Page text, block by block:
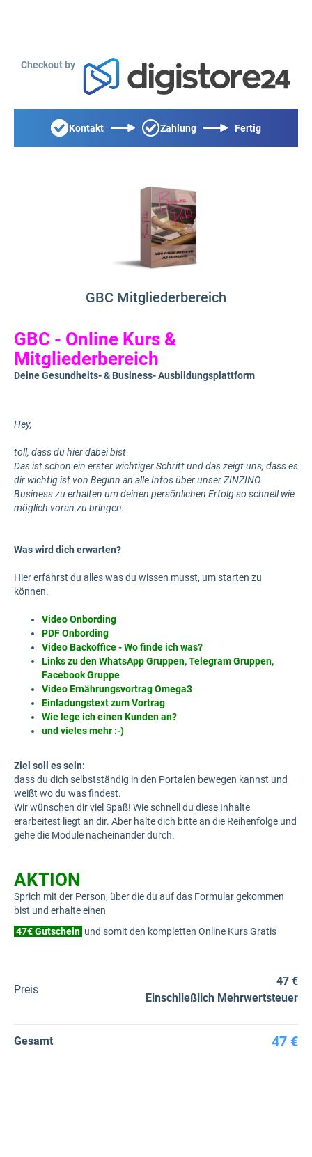
Checkout by
Kontakt Zahlung Fertig
GBC Mitgliederbereich
GBC - Online Kurs &
Mitgliederbereich
Deine Gesundheits- & Business- Ausbildungsplattform
Hey,
toll, dass du hier dabei bist
Das ist schon ein erster wichtiger Schritt und das zeigt uns, dass es
dir wichtig ist von Beginn an alle Infos über unser ZINZINO
Business zu erhalten um deinen persönlichen Erfolg so schnell wie
möglich voran zu bringen.
Was wird dich erwarten?
Hier erfährst du alles was du wissen musst, um starten zu
können.
Video Onbording
PDF Onbording
Video Backoffice - Wo finde ich was?
Links zu den WhatsApp Gruppen, Telegram Gruppen,
Facebook Gruppe
Video Ernährungsvortrag Omega3
Einladungstext zum Vortrag
Wie lege ich einen Kunden an?
und vieles mehr :-)
Ziel soll es sein:
dass du dich selbstständig in den Portalen bewegen kannst und
weißt wo du was findest.
Wir wünschen dir viel Spaß! Wie schnell du diese Inhalte
erarbeitest liegt an dir. Aber halte dich bitte an die Reihenfolge und
gehe die Module nacheinander durch.
AKTION
Sprich mit der Person, über die du auf das Formular gekommen
bist und erhalte einen
47€ Gutschein und somit den kompletten Online Kurs Gratis
Preis
47 €
Einschließlich Mehrwertsteuer
Gesamt 47 €